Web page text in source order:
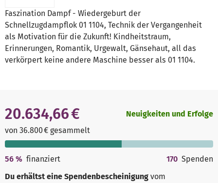
Faszination Dampf - Wiedergeburt der
Schnellzugdampflok 01 1104, Technik der Vergangenheit
als Motivation für die Zukunft! Kindheitstraum,
Erinnerungen, Romantik, Urgewalt, Gänsehaut, all das
verkörpert keine andere Maschine besser als 01 1104.
20.634,66 €
von 36.800 € gesammelt
Neuigkeiten und Erfolge
56 % finanziert 170 Spenden
Du erhältst eine Spendenbescheinigung vom